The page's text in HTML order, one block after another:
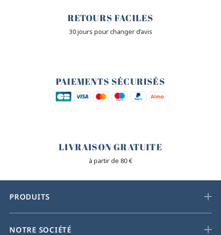
RETOURS FACILES
30 jours pour changer d’avis
PAIEMENTS SÉCURISÉS
LIVRAISON GRATUITE
à partir de 80 €
PRODUITS
NOTRE SOCIÉTÉ